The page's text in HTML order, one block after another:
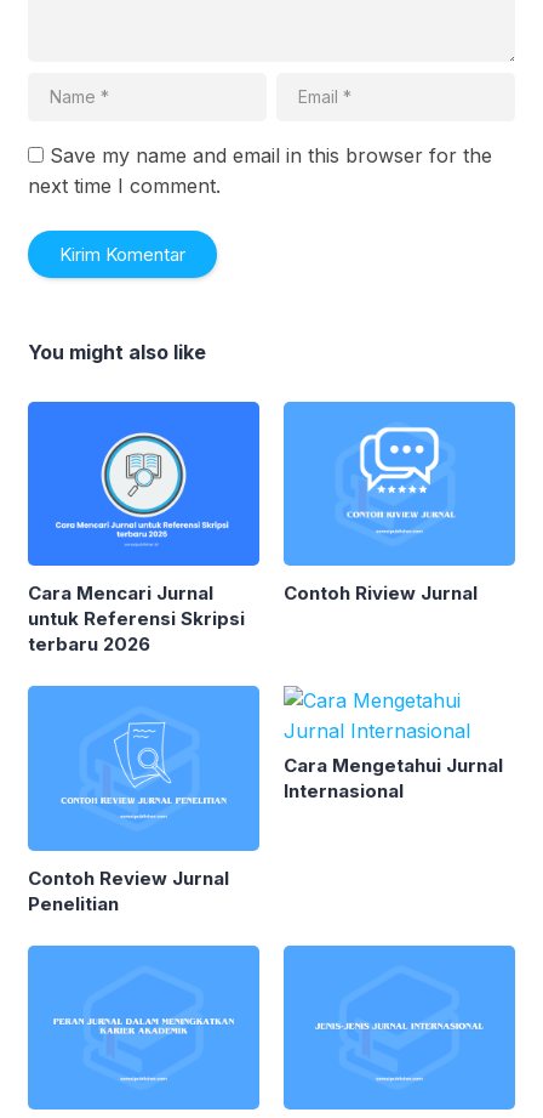
Save my name and email in this browser for the
next time I comment.
You might also like
Cara Mencari Jurnal
untuk Referensi Skripsi
terbaru 2026
Contoh Riview Jurnal
Contoh Review Jurnal
Penelitian
Cara Mengetahui Jurnal
Internasional